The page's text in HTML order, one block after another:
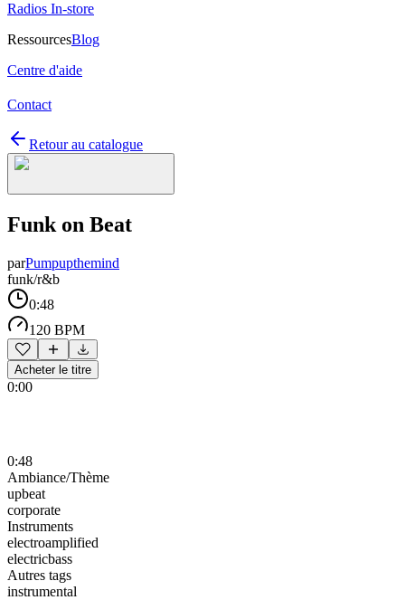
Radios In-store
RessourcesBlog
Centre d'aide
Contact
Retour au catalogue
Funk on Beat
parPumpupthemind
funk/r&b
0:48
120 BPM
Acheter le titre
0:00
0:48
Ambiance/Thème
upbeat
corporate
Instruments
electroamplified
electricbass
Autres tags
instrumental